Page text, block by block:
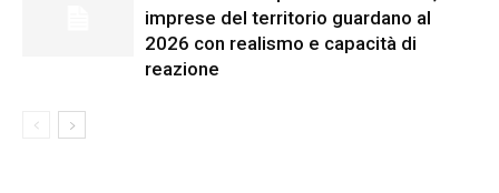
imprese del territorio guardano al
2026 con realismo e capacità di
reazione